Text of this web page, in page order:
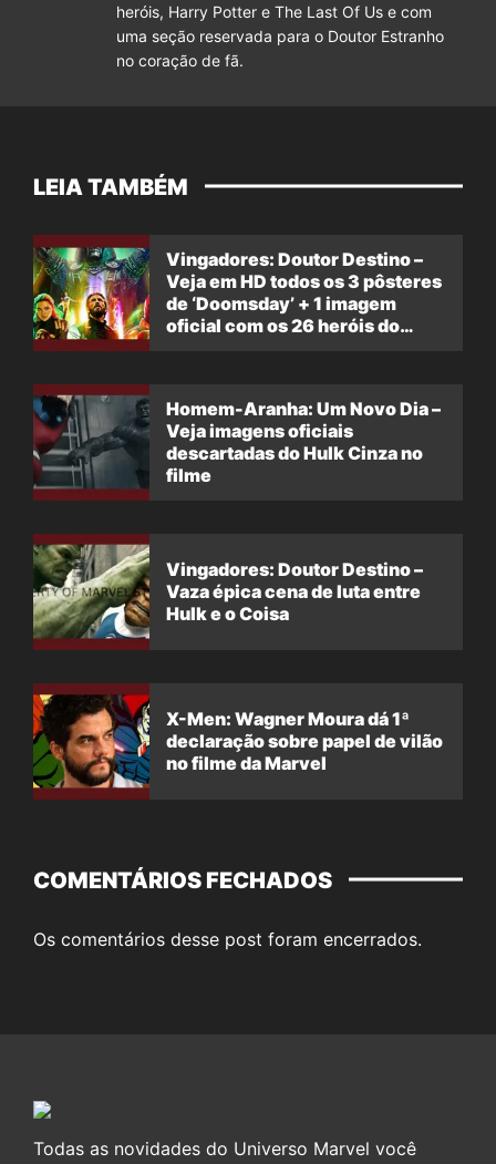
heróis, Harry Potter e The Last Of Us e com
uma seção reservada para o Doutor Estranho
no coração de fã.
LEIA TAMBÉM
Vingadores: Doutor Destino –
Veja em HD todos os 3 pôsteres
de ‘Doomsday’ + 1 imagem
oficial com os 26 heróis do
Homem-Aranha: Um Novo Dia –
Veja imagens oficiais
descartadas do Hulk Cinza no
filme
Vingadores: Doutor Destino –
Vaza épica cena de luta entre
Hulk e o Coisa
X-Men: Wagner Moura dá 1ª
declaração sobre papel de vilão
no filme da Marvel
COMENTÁRIOS FECHADOS
Os comentários desse post foram encerrados.
Todas as novidades do Universo Marvel você